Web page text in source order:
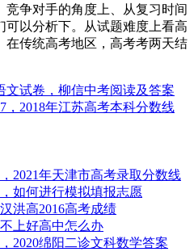
争对手的角度上、从复习时间
可以分析下。从试题难度上看高
在传统高考地区，高考考两天结
文试卷，柳信中考阅读及答案
，2018年江苏高考本科分数线
2021年天津市高考录取分数线
如何进行模拟填报志愿
洪高2016高考成绩
上好高中怎么办
2020绵阳二诊文科数学答案